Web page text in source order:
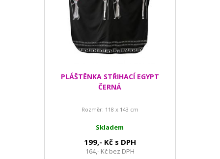
PLÁŠTĚNKA STŘIHACÍ EGYPT
ČERNÁ
Rozměr: 118 x 143 cm
Skladem
199,- Kč s DPH
164,- Kč bez DPH